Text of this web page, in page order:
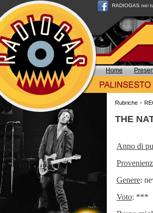
RADIOGAS nei
Home
Rubriche -
THE
Anno di
Genere:
Voto: ***